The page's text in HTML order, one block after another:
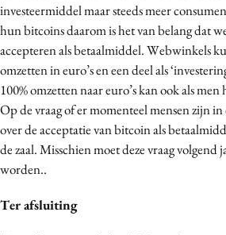
investeermiddel maar steeds meer
hun bitcoins daarom is het van belang dat
accepteren als betaalmiddel. Webwinkels
omzetten in euro’s en een deel als
100% omzetten naar euro’s kan ook als
Op de vraag of er momenteel mensen zijn
over de acceptatie van bitcoin als
de zaal. Misschien moet deze vraag volgend
worden..
Ter afsluiting